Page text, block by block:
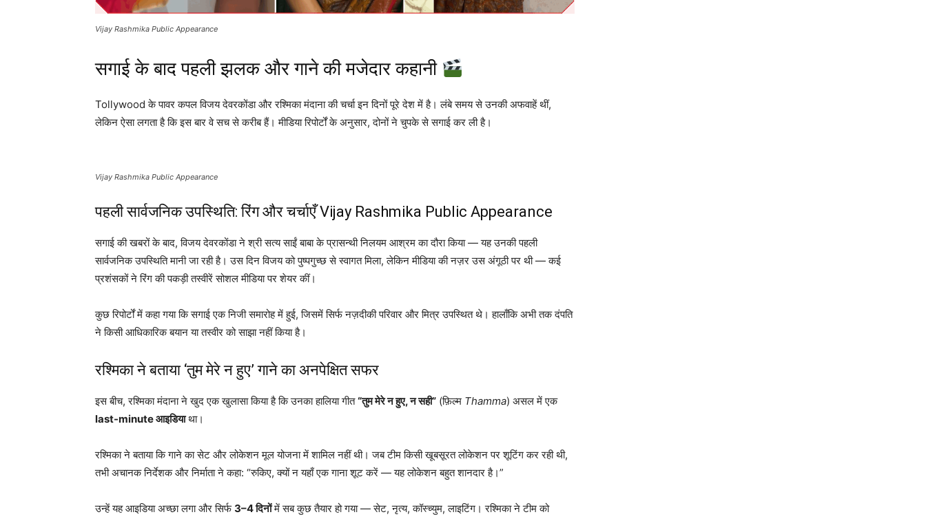
Vijay Rashmika Public Appearance
सगाई के बाद पहली झलक और गाने की मजेदार कहानी
Tollywood के पावर कपल विजय देवरकोंडा और रश्मिका मंदाना की चर्चा इन दिनों पूरे देश में है। लंबे समय से उनकी अफवाहें थीं,
लेकिन ऐसा लगता है कि इस बार वे सच से करीब हैं। मीडिया रिपोर्टों के अनुसार, दोनों ने चुपके से सगाई कर ली है।
Vijay Rashmika Public Appearance
पहली सार्वजनिक उपस्थिति: रिंग और चर्चाएँ Vijay Rashmika Public Appearance
सगाई की खबरों के बाद, विजय देवरकोंडा ने श्री सत्य साईं बाबा के प्रासन्थी निलयम आश्रम का दौरा किया — यह उनकी पहली
सार्वजनिक उपस्थिति मानी जा रही है। उस दिन विजय को पुष्पगुच्छ से स्वागत मिला, लेकिन मीडिया की नज़र उस अंगूठी पर थी — कई
प्रशंसकों ने रिंग की पकड़ी तस्वीरें सोशल मीडिया पर शेयर कीं।
कुछ रिपोर्टों में कहा गया कि सगाई एक निजी समारोह में हुई, जिसमें सिर्फ नज़दीकी परिवार और मित्र उपस्थित थे। हालाँकि अभी तक दंपति
ने किसी आधिकारिक बयान या तस्वीर को साझा नहीं किया है।
रश्मिका ने बताया ‘तुम मेरे न हुए’ गाने का अनपेक्षित सफर
इस बीच, रश्मिका मंदाना ने खुद एक खुलासा किया है कि उनका हालिया गीत“तुम मेरे न हुए, न सही” (फ़िल्म Thamma) असल में एक
last-minute आइडियाथा।
रश्मिका ने बताया कि गाने का सेट और लोकेशन मूल योजना में शामिल नहीं थी। जब टीम किसी खूबसूरत लोकेशन पर शूटिंग कर रही थी,
तभी अचानक निर्देशक और निर्माता ने कहा: “रुकिए, क्यों न यहाँ एक गाना शूट करें — यह लोकेशन बहुत शानदार है।”
उन्हें यह आइडिया अच्छा लगा और सिर्फ 3–4 दिनोंमें सब कुछ तैयार हो गया — सेट, नृत्य, कॉस्च्युम, लाइटिंग। रश्मिका ने टीम को